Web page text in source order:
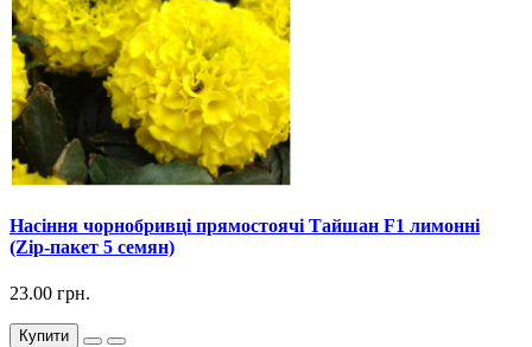
Насіння чорнобривці прямостоячі Тайшан F1 лимонні
(Zip-пакет 5 семян)
23.00 грн.
Купити